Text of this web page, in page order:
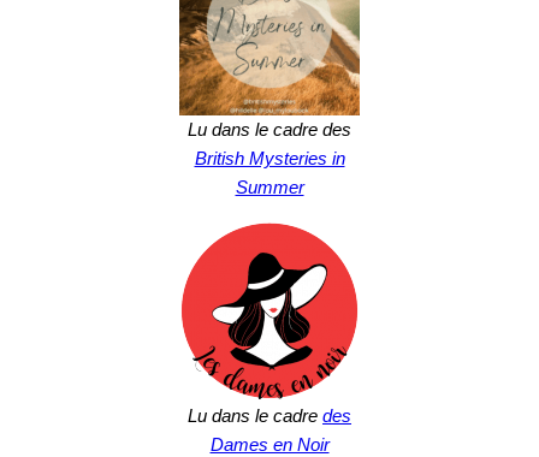
Lu dans le cadre des
British Mysteries in
Summer
Lu dans le cadre des
Dames en Noir